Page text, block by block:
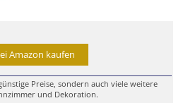
Amazon kaufen
Preise, sondern auch viele weitere
und Dekoration.